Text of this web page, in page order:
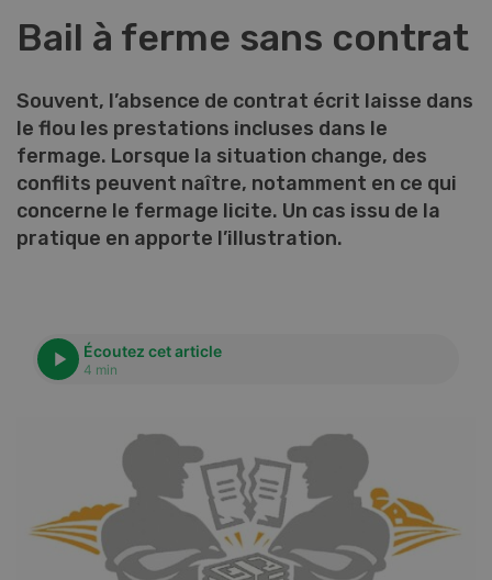
Bail à ferme sans contrat
Souvent, l’absence de contrat écrit laisse dans
le flou les prestations incluses dans le
fermage. Lorsque la situation change, des
conflits peuvent naître, notamment en ce qui
concerne le fermage licite. Un cas issu de la
pratique en apporte l’illustration.
Écoutez cet article
4 min